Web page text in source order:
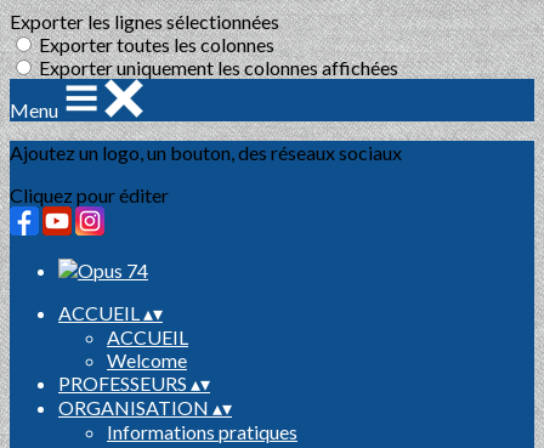
Exporter les lignes sélectionnées
Exporter toutes les colonnes
Exporter uniquement les colonnes affichées
Menu
Ajoutez un logo, un bouton, des réseaux sociaux
Cliquez pour éditer
ACCUEIL▴▾
ACCUEIL
Welcome
PROFESSEURS ▴▾
ORGANISATION ▴▾
Informations pratiques